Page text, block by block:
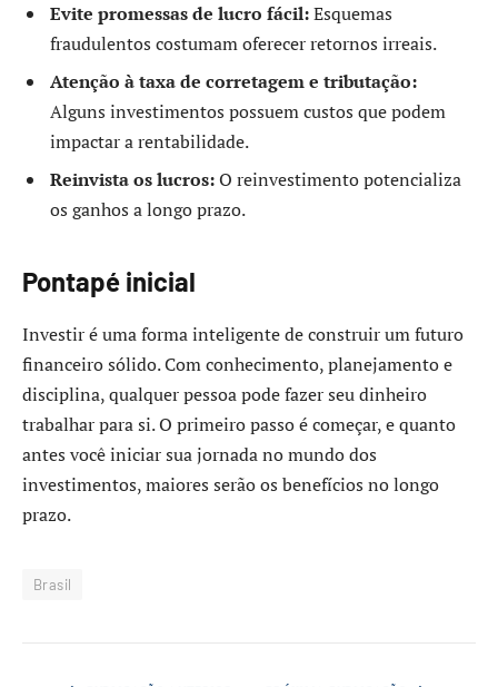
Evite promessas de lucro fácil:Esquemas
fraudulentos costumam oferecer retornos irreais.
Atenção à taxa de corretagem e tributação:
Alguns investimentos possuem custos que podem
impactar a rentabilidade.
Reinvista os lucros:O reinvestimento potencializa
os ganhos a longo prazo.
Pontapé inicial
Investir é uma forma inteligente de construir um futuro
financeiro sólido. Com conhecimento, planejamento e
disciplina, qualquer pessoa pode fazer seu dinheiro
trabalhar para si. O primeiro passo é começar, e quanto
antes você iniciar sua jornada no mundo dos
investimentos, maiores serão os benefícios no longo
prazo.
Brasil